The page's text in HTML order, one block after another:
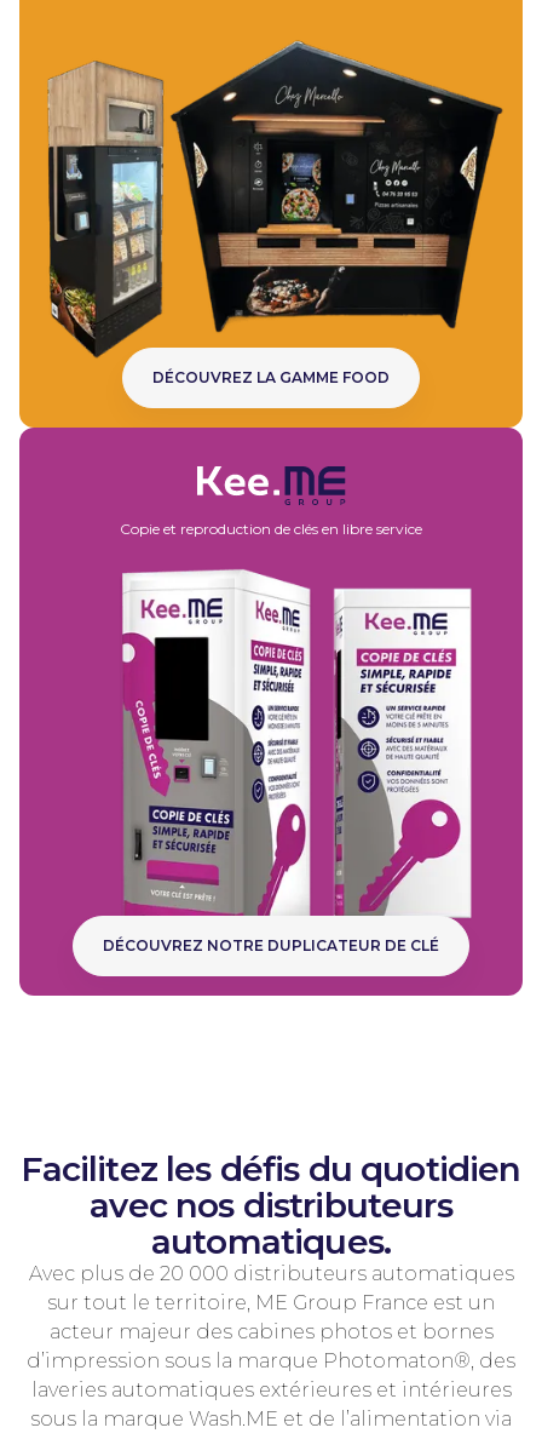
DÉCOUVREZ LA GAMME FOOD
Copie et reproduction de clés en libre service
DÉCOUVREZ NOTRE DUPLICATEUR DE CLÉ
Facilitez les défis du quotidien
avec nos distributeurs
automatiques.
Avec plus de 20 000 distributeurs automatiques
sur tout le territoire, ME Group France est un
acteur majeur des cabines photos et bornes
d’impression sous la marque Photomaton®, des
laveries automatiques extérieures et intérieures
sous la marque Wash.ME et de l’alimentation via